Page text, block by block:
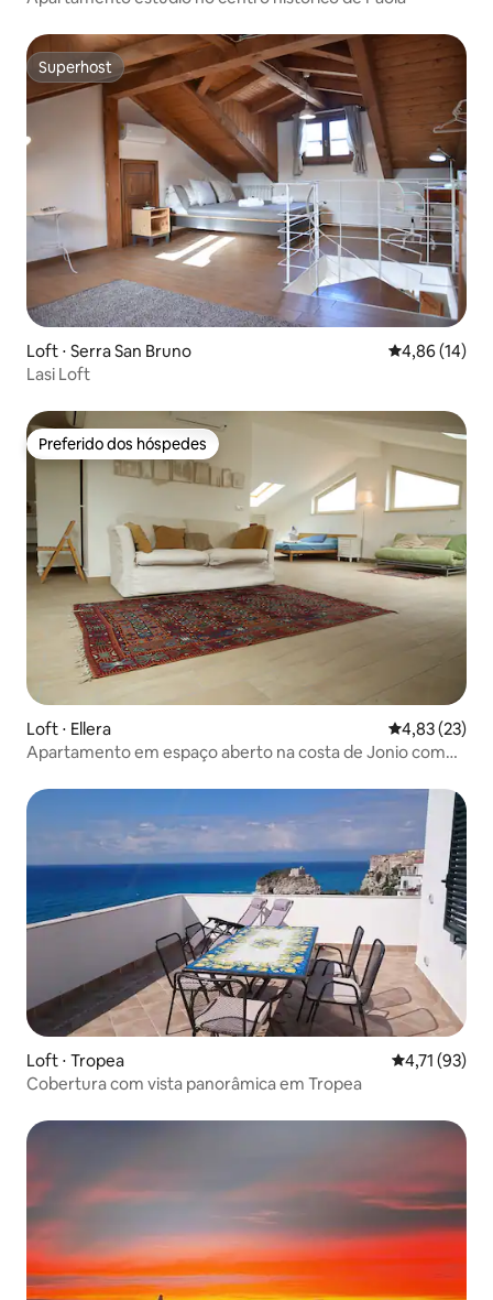
Superhost
Superhost
Loft ⋅ Serra San Bruno 4,86 de uma
4,86 (14)
Lasi Loft
Preferido dos hóspedes
Preferido dos hóspedes
Loft ⋅ Ellera 4,83 de uma
4,83 (23)
Apartamento em espaço aberto na costa de Jonio com
Loft ⋅ Tropea 4,71 de uma
4,71 (93)
Cobertura com vista panorâmica em Tropea